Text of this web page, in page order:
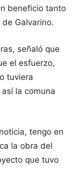
beneficio tanto
Galvarino.
señaló que
el esfuerzo,
tuviera
la comuna
tengo en
la obra del
que tuvo